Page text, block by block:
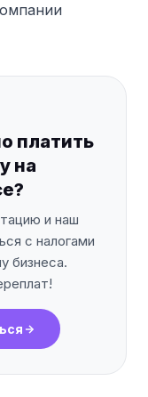
платить
на
и наш
с налогами
бизнеса.